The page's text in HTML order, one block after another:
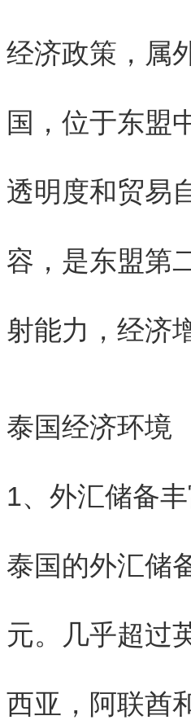
经济政策，属
国，位于东盟
透明度和贸易
容，是东盟第
射能力，经济
泰国经济环境
1、外汇储备
泰国的外汇储
元。几乎超过
西亚，阿联酋